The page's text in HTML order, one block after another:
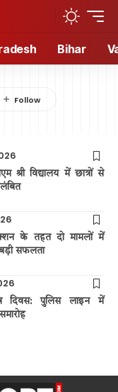
Bihar
विद्यालय में छात्रों से
के तहत दो मामलों में
सफलता
दिवस: पुलिस लाइन में